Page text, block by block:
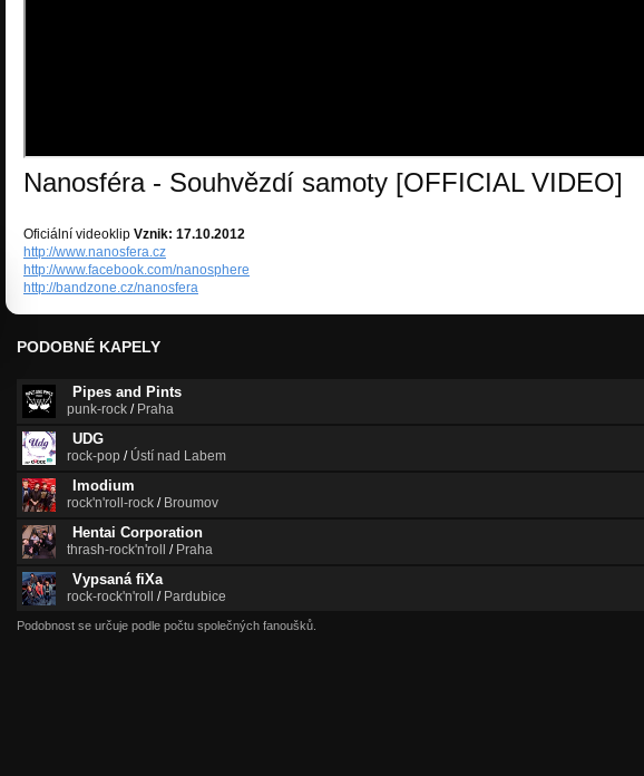
Nanosféra - Souhvězdí samoty [OFFICIAL VIDEO]
Oficiální videoklip Vznik: 17.10.2012
http://www.nanosfera.cz
http://www.facebook.com/nanosphere
http://bandzone.cz/nanosfera
PODOBNÉ KAPELY
Pipes and Pints
punk-rock / Praha
UDG
rock-pop / Ústí nad Labem
Imodium
rock'n'roll-rock / Broumov
Hentai Corporation
thrash-rock'n'roll / Praha
Vypsaná fiXa
rock-rock'n'roll / Pardubice
Podobnost se určuje podle počtu společných fanoušků.